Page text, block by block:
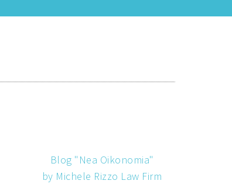
Blog "Nea Oikonomia"
by Michele Rizzo Law Firm